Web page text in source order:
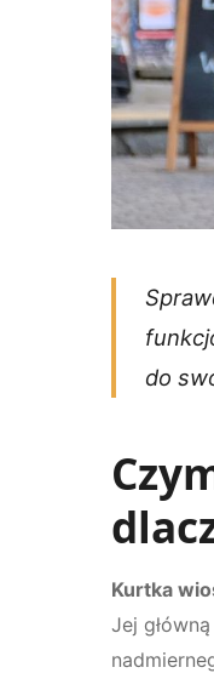
do
Kurtka
Jej